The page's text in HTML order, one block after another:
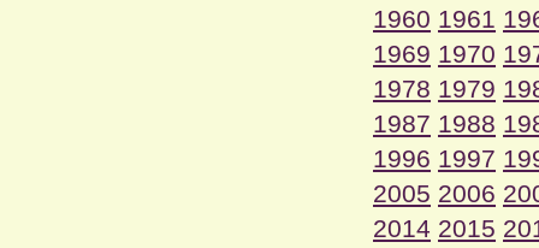
1960 1961
1969 1970
1978 1979
1987 1988
1996 1997
2005 2006
2014 2015